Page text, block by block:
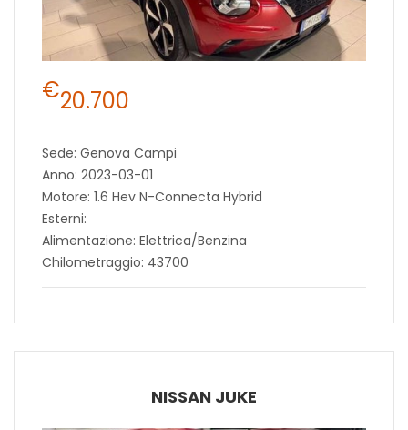
€20.700
Sede: Genova Campi
Anno: 2023-03-01
Motore: 1.6 Hev N-Connecta Hybrid
Esterni:
Alimentazione: Elettrica/Benzina
Chilometraggio: 43700
NISSAN JUKE